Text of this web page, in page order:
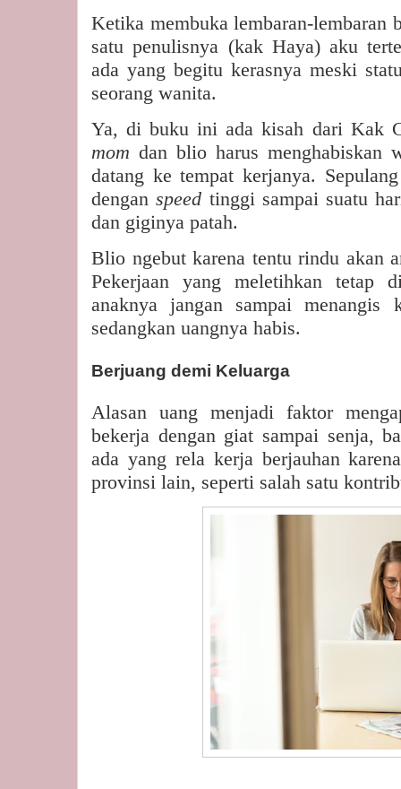
Ketika membuka lembaran-lembaran
satu penulisnya (kak Haya) aku
ada yang begitu kerasnya meski
seorang wanita.
Ya, di buku ini ada kisah dari Kak
mom dan blio harus menghabiskan
datang ke tempat kerjanya.
denganspeed tinggi sampai suatu
dan giginya patah.
Blio ngebut karena tentu rindu akan
Pekerjaan yang meletihkan tetap
anaknya jangan sampai menangis
sedangkan uangnya habis.
Berjuang demi Keluarga
Alasan uang menjadi faktor
bekerja dengan giat sampai senja,
ada yang rela kerja berjauhan
provinsi lain, seperti salah satu